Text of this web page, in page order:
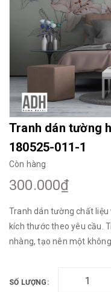
Thế giới Decor
Tranh dán tường
180525-011-1
Còn hàng
300.000₫
Tranh dán tường chất liệu
kích thước theo yêu cầu.
nhàng, tạo nên một
SỐ LƯỢNG: